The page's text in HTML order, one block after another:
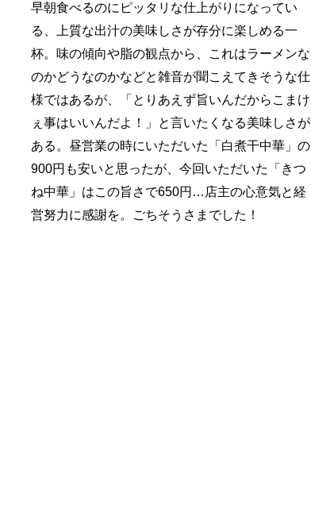
早朝食べるのにピッタリな仕上がりになってい
る、上質な出汁の美味しさが存分に楽しめる一
杯。味の傾向や脂の観点から、これはラーメンな
のかどうなのかなどと雑音が聞こえてきそうな仕
様ではあるが、「とりあえず旨いんだからこまけ
ぇ事はいいんだよ！」と言いたくなる美味しさが
ある。昼営業の時にいただいた「白煮干中華」の
900円も安いと思ったが、今回いただいた「きつ
ね中華」はこの旨さで650円…店主の心意気と経
営努力に感謝を。ごちそうさまでした！